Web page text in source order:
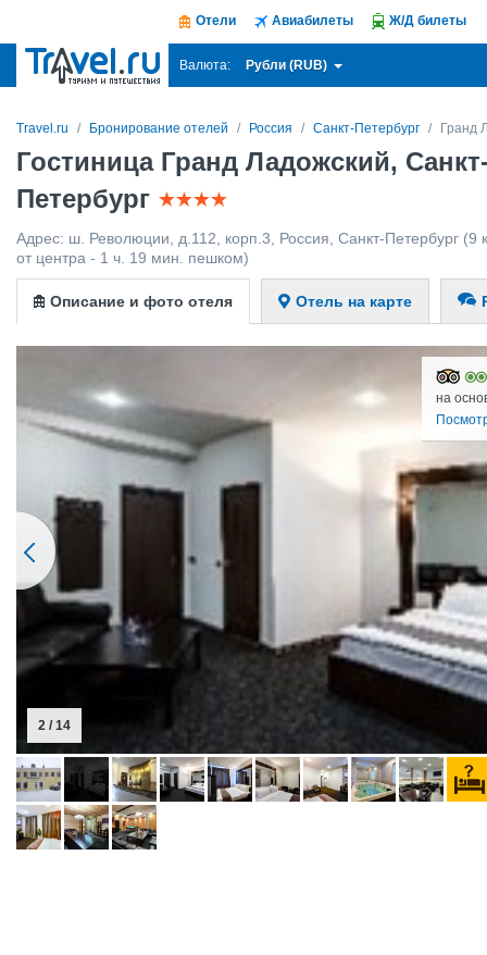
Отели Авиабилеты Ж/Д билеты
Валюта: Рубли (RUB)
Travel.ru Бронирование отелей Россия Санкт-Петербург Гранд
Гостиница Гранд Ладожский,
Петербург
Адрес: ш. Революции, д.112, корп.3 Россия Санкт-Петербург (9
от центра - 1 ч. 19 мин. пешком)
Описание и фото отеля Отель на карте
на
2 / 14